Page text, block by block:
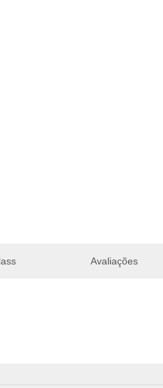
Avaliações